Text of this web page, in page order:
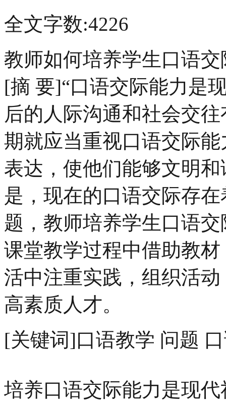
全文字数:4226
教师如何培养学生口语交
[摘 要]“口语交际能力是
后的人际沟通和社会交
期就应当重视口语交际
表达，使他们能够文明
是，现在的口语交际存
题，教师培养学生口语
课堂教学过程中借助教
活中注重实践，组织活
高素质人才。
[关键词]口语教学 问题
培养口语交际能力是现